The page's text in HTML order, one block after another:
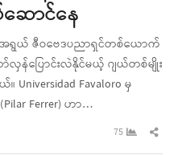
ောင်နေ
အရွယ် ဇီဝဗေဒပညာရှင်တစ်ယောက်
ပြောင်းလဲနိုင်မယ့် ဂျယ်တစ်မျိုး
Favaloro မှ
Ferrer) ဟာ…
75